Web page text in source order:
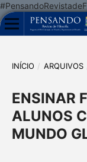
INÍCIO / ARQUIVOS
ENSINAR
ALUNOS
MUNDO